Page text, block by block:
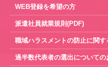
WEB登録を希望の方
派遣社員就業規則(PDF)
職域ハラスメントの防止に関す
過半数代表者の選出についての